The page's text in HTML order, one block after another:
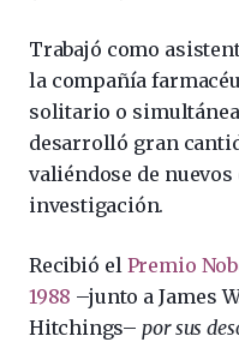
Trabajó como
la compañía
solitario o
desarrolló gran
valiéndose de
investigación.
Recibió el Premio
1988 –junto a James
Hitchings–por sus